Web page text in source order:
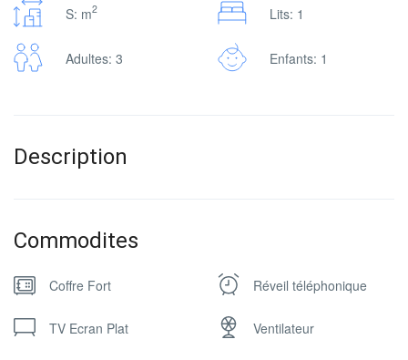
S: m2 Lits: 1
Adultes: 3 Enfants: 1
Description
Commodites
Coffre Fort Réveil téléphonique
TV Ecran Plat Ventilateur